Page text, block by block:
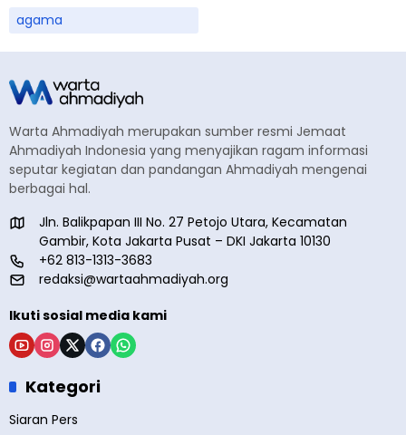
agama
Warta Ahmadiyah merupakan sumber resmi Jemaat
Ahmadiyah Indonesia yang menyajikan ragam informasi
seputar kegiatan dan pandangan Ahmadiyah mengenai
berbagai hal.
Jln. Balikpapan III No. 27 Petojo Utara, Kecamatan
Gambir, Kota Jakarta Pusat – DKI Jakarta 10130
+62 813-1313-3683
redaksi@wartaahmadiyah.org
Ikuti sosial media kami
Kategori
Siaran Pers